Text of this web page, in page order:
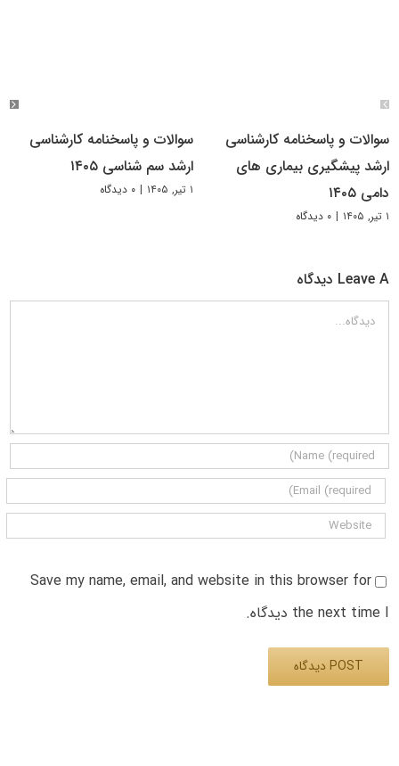
سوالات و پاسخنامه کارشناسی
ارشد پیشگیری بیماری های
دامی ۱۴۰۵
۱ تیر, ۱۴۰۵ | ۰ دیدگاه
سوالات و پاسخنامه کارشناسی
ارشد سم شناسی ۱۴۰۵
۱ تیر, ۱۴۰۵ | ۰ دیدگاه
Leave A دیدگاه
دیدگاه
Save my name, email, and website in this browser for
the next time I دیدگاه.